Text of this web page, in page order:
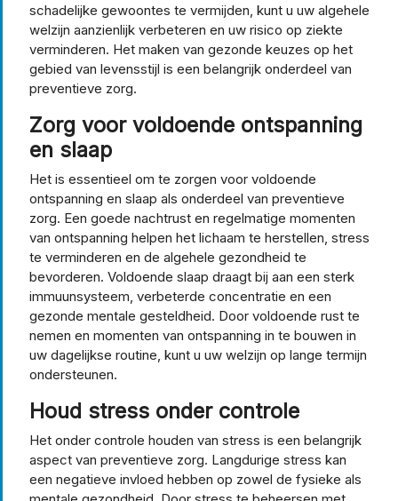
schadelijke gewoontes te vermijden, kunt u uw algehele
welzijn aanzienlijk verbeteren en uw risico op ziekte
verminderen. Het maken van gezonde keuzes op het
gebied van levensstijl is een belangrijk onderdeel van
preventieve zorg.
Zorg voor voldoende ontspanning
en slaap
Het is essentieel om te zorgen voor voldoende
ontspanning en slaap als onderdeel van preventieve
zorg. Een goede nachtrust en regelmatige momenten
van ontspanning helpen het lichaam te herstellen, stress
te verminderen en de algehele gezondheid te
bevorderen. Voldoende slaap draagt bij aan een sterk
immuunsysteem, verbeterde concentratie en een
gezonde mentale gesteldheid. Door voldoende rust te
nemen en momenten van ontspanning in te bouwen in
uw dagelijkse routine, kunt u uw welzijn op lange termijn
ondersteunen.
Houd stress onder controle
Het onder controle houden van stress is een belangrijk
aspect van preventieve zorg. Langdurige stress kan
een negatieve invloed hebben op zowel de fysieke als